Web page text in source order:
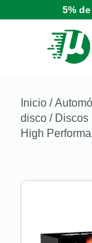
5%
Inicio /
disco / Discos
High